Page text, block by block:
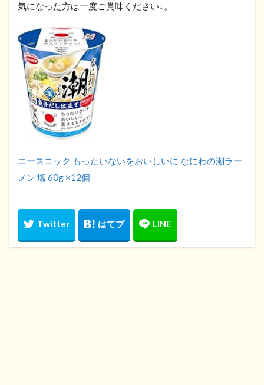
気になった方は一度ご賞味ください↓。
エースコック もったいないをおいしいに なにわの潮ラー
メン 塩 60g ×12個